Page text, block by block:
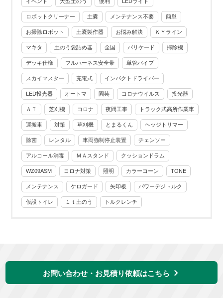
ロボットクリーナー 土嚢 メンテナンス不要 簡単
お掃除ロボット 土嚢製作器 お悩み解決 ＫＹライン
マキタ 土のう袋詰め器 全国 バリケード 掃除機
デッキ仕様 フルハーネス安全帯 単管パイプ
スカイマスター 充電式 インパクトドライバー
LED投光器 オートマ 園芸 コロナウイルス 投光器
ＡＴ 芝刈機 コロナ 夜間工事 トラック式高所作業車
運搬車 対策 草刈機 とまるくん ヘッジトリマー
除菌 レンタル 車両強制停止装置 チェンソー
アルコール消毒 ＭＡスタンド クッションドラム
WZ09ASM コロナ対策 照明 カラーコーン TONE
メンテナンス ケロガード 矢印板 パワーデジトルク
仮設トイレ １ｔ土のう トルクレンチ
お問い合わせ・お見積り依頼はこちら